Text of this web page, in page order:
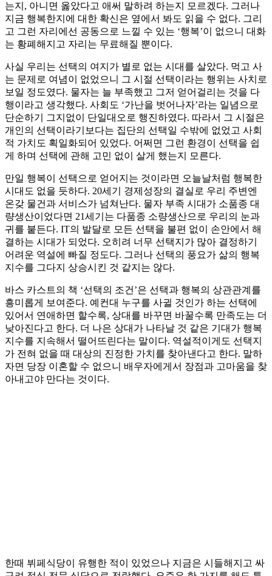
는지, 아니면 옳았다고 애써 말하려 하는지 모르겠다. 그러나
지금 행복한지에 대한 확신은 옆에서 봐도 읽을 수 없다. 그리
고 그런 자리에선 공동으로 느낄 수 있는 ‘행복’이 없으니 대화
는 황폐해지고 자리는 무료해질 뿐이다.
사실 우리는 선택의 여지가 별로 없는 시대를 살았다. 먹고 사
는 문제로 여념이 없었으니 그 시절 선택이라는 행위는 사치로
보일 정도였다. 물자는 늘 부족했고 그저 얻어걸리는 것을 다
행이라고 생각했다. 사회도 ‘가난을 벗어나자’라는 일념으로
단순하기 그지없이 단일대오로 행진하였다. 따라서 그 시절은
개인의 선택이라기보다는 집단의 선택일 수밖에 없었고 사회
적 가치도 획일화되어 있었다. 어쩌면 그런 환경이 선택을 쉽
게 하며 선택에 관해 고민 없이 살게 했는지 모른다.
만일 행복이 선택으로 얻어지는 것이라면 오늘날처럼 행복한
시대도 없을 듯하다. 20세기 경제성장의 결실로 우리 주변엔
온갖 물건과 서비스가 넘쳐난다. 물자 부족 시대가 소품종 대
량생산이었다면 21세기는 다품종 소량생산으로 우리의 눈과
귀를 붙든다. IT의 발달로 모든 선택을 불편 없이 손안에서 해
결하는 시대가 되었다. 오히려 너무 선택지가 많아 결정하기
어려운 역설에 빠질 정도다. 그러나 선택의 풍요가 삶의 행복
지수를 그다지 상승시킨 것 같지는 않다.
바스 카스트의 책 ‘선택의 조건’은 선택과 행복의 상관관계를
흥미롭게 보여준다. 예컨대 누구를 사귈 것인가 하는 선택에
있어서 연애하면 할수록, 상대를 바꾸면 바꿀수록 만족도는 더
낮아진다고 한다. 더 나은 상대가 나타날 것 같은 기대가 행복
지수를 지속해서 떨어뜨린다는 말이다. 역설적이게도 선택지
가 전혀 없을 때 대상의 진정한 가치를 찾아낸다고 한다. 말하
자면 당장 이혼할 수 없으니 배우자에게서 장점과 고마움을 찾
아내고야 만다는 것이다.
한때 뷔페식당이 유행한 적이 있었으나 지금은 시들해지고 싸